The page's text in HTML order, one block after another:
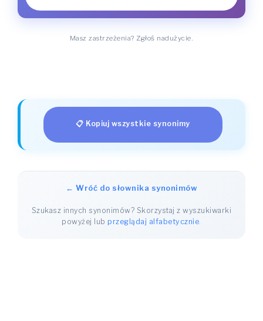
Masz zastrzeżenia? Zgłoś nadużycie.
📋 Kopiuj wszystkie synonimy
← Wróć do słownika synonimów
Szukasz innych synonimów? Skorzystaj z wyszukiwarki
powyżej lubprzeglądaj alfabetycznie